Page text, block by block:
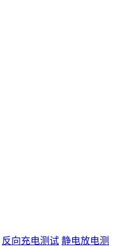
反向充电测试 静电放电测